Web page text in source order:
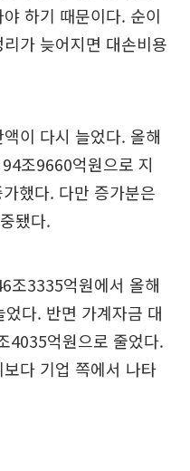
하기 때문이다. 순이
가 늦어지면 대손비용
이 다시 늘었다. 올해
조9660억원으로 지
했다. 다만 증가분은
됐다.
조3335억원에서 올해
다. 반면 가계자금 대
4035억원으로 줄었다.
다 기업 쪽에서 나타